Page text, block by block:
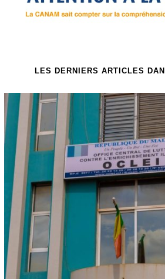
LES DERNIERS ARTICLES